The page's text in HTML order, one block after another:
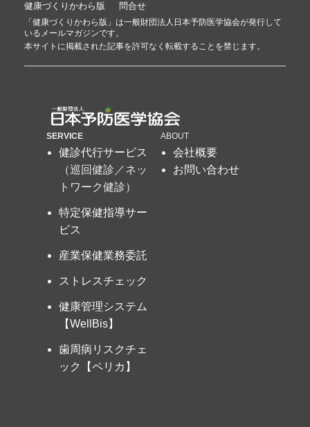
健康づくりかわら版 問合せ
「健康づくりかわら版」は一般財団法人日本予防医学協会が発行して
いるメールマガジンです。
本サイトに掲載された記事を許可なく転載することを禁じます。
SERVICE
健診代行サービス
（巡回健診／ネッ
トワーク健診）
特定保健指導サー
ビス
産業保健業務委託
ストレスチェック
健康管理システム
【WellBis】
歯周病リスクチェ
ック【ペリカ】
ABOUT
会社概要
お問い合わせ